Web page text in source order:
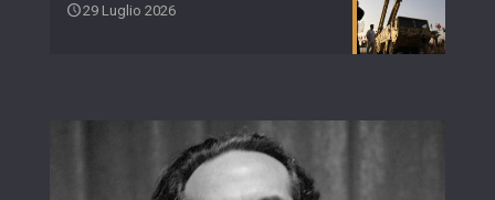
29 Luglio 2026